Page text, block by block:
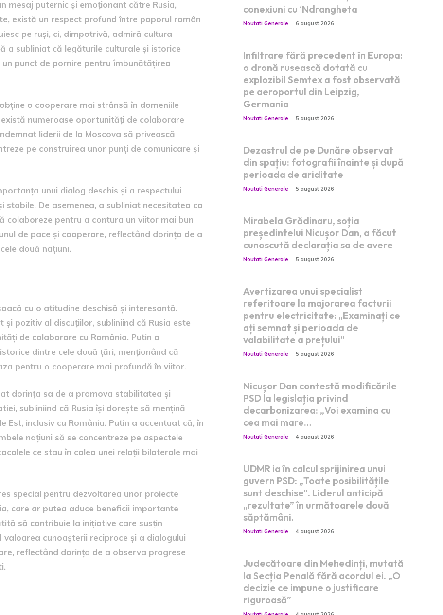
mesaj puternic și emoționant către Rusia,
există un respect profund între poporul român
pe ruși, ci, dimpotrivă, admiră cultura
a subliniat că legăturile culturale și istorice
punct de pornire pentru îmbunătățirea
o cooperare mai strânsă în domeniile
numeroase oportunități de colaborare
liderii de la Moscova să privească
pe construirea unor punți de comunicare și
unui dialog deschis și a respectului
De asemenea, a subliniat necesitatea ca
colaboreze pentru a contura un viitor mai bun
de pace și cooperare, reflectând dorința de a
două națiuni.
cu o atitudine deschisă și interesantă.
pozitiv al discuțiilor, subliniind că Rusia este
de colaborare cu România. Putin a
dintre cele două țări, menționând că
pentru o cooperare mai profundă în viitor.
dorința sa de a promova stabilitatea și
subliniind că Rusia își dorește să mențină
inclusiv cu România. Putin a accentuat că, în
națiuni să se concentreze pe aspectele
ce stau în calea unei relații bilaterale mai
special pentru dezvoltarea unor proiecte
care ar putea aduce beneficii importante
să contribuie la inițiative care susțin
valoarea cunoașterii reciproce și a dialogului
reflectând dorința de a observa progrese
conexiuni cu ‘Ndrangheta
Noutati Generale 6 august 2026
Infiltrare fără precedent în Europa:
o dronă rusească dotată cu
explozibil Semtex a fost observată
pe aeroportul din Leipzig,
Germania
Noutati Generale 5 august 2026
Dezastrul de pe Dunăre observat
din spațiu: fotografii înainte și după
perioada de ariditate
Noutati Generale 5 august 2026
Mirabela Grădinaru, soția
președintelui Nicușor Dan, a făcut
cunoscută declarația sa de avere
Noutati Generale 5 august 2026
Avertizarea unui specialist
referitoare la majorarea facturii
pentru electricitate: „Examinați ce
ați semnat și perioada de
valabilitate a prețului”
Noutati Generale 5 august 2026
Nicușor Dan contestă modificările
PSD la legislația privind
decarbonizarea: „Voi examina cu
cea mai mare…
Noutati Generale 4 august 2026
UDMR ia în calcul sprijinirea unui
guvern PSD: „Toate posibilitățile
sunt deschise”. Liderul anticipă
„rezultate” în următoarele două
săptămâni.
Noutati Generale 4 august 2026
Judecătoare din Mehedinți, mutată
la Secția Penală fără acordul ei. „O
decizie ce impune o justificare
riguroasă”